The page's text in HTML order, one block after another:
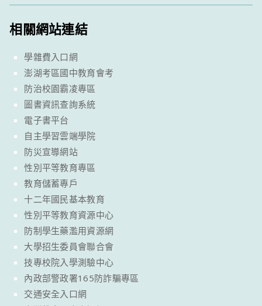
相關網站連結
學雜費入口網
澎湖考區國中教育會考
防治校園霸凌專區
圖書資訊查詢系統
電子書平台
自主學習雲端學院
防災宣導網站
性別平等教育專區
教育儲蓄專戶
十二年國民基本教育
性別平等教育資源中心
防制學生藥濫用資源網
大學招生委員會聯合會
技專校院入學測驗中心
內政部警政署165防詐騙專區
交通安全入口網